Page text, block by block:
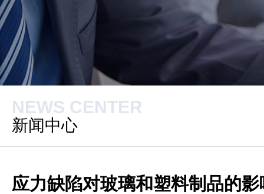
NEWS CENTER
新闻中心
应力缺陷对玻璃和塑料制品的影